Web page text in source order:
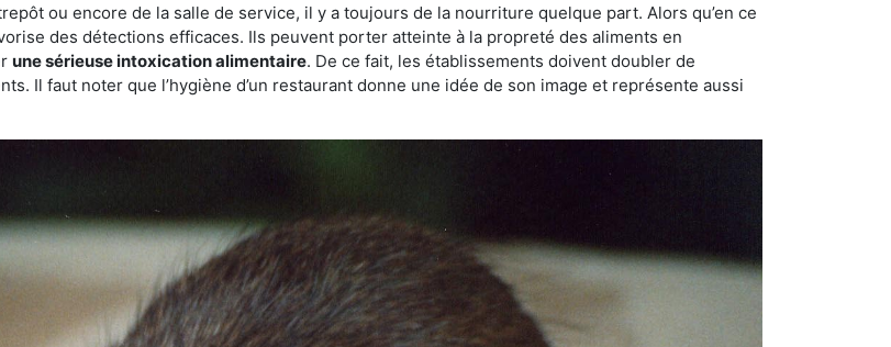
ou encore de la salle de service, il y a toujours de la nourriture quelque part. Alors qu’en ce
des détections efficaces. Ils peuvent porter atteinte à la propreté des aliments en
une sérieuse intoxication alimentaire. De ce fait, les établissements doivent doubler de
Il faut noter que l’hygiène d’un restaurant donne une idée de son image et représente aussi